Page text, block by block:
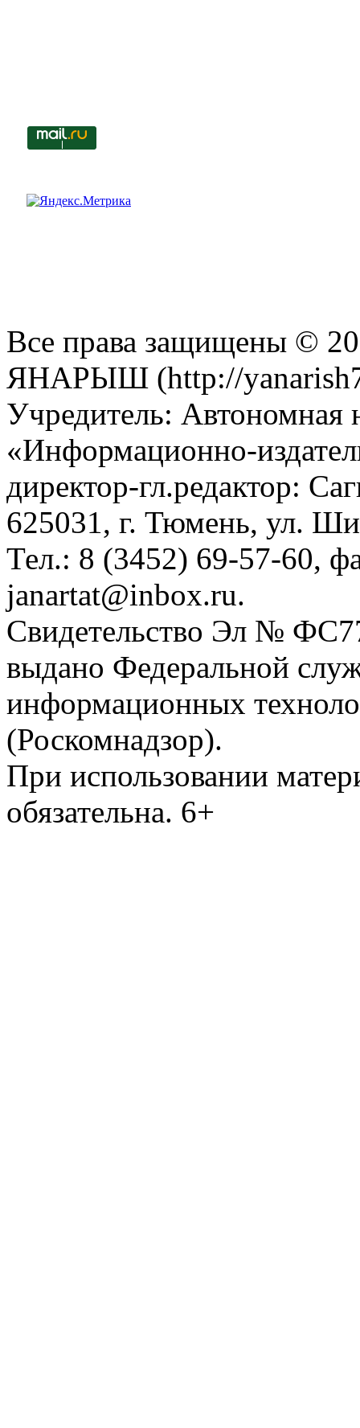
Все права защищены ©
ЯНАРЫШ (http://
Учредитель: Автономная
«Информационно-
директор-гл.редактор:
625031, г. Тюмень, ул.
Тел.: 8 (3452) 69-57-60,
janartat@inbox.ru.
Свидетельство Эл №
выдано Федеральной
информационных
(Роскомнадзор).
При использовании
обязательна. 6+